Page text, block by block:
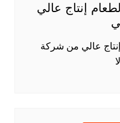
إنتاج عالي
إنتاج عالي من شركة